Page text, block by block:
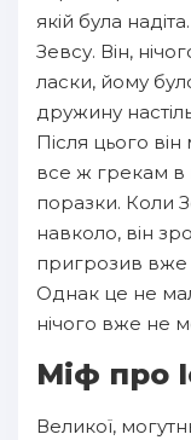
якій була
Зевсу. Він,
ласки, йому
дружину
Після цього
все ж грекам в
поразки. Коли
навколо, він
пригрозив вже
Однак це не
нічого вже не
Міф про
Великої,